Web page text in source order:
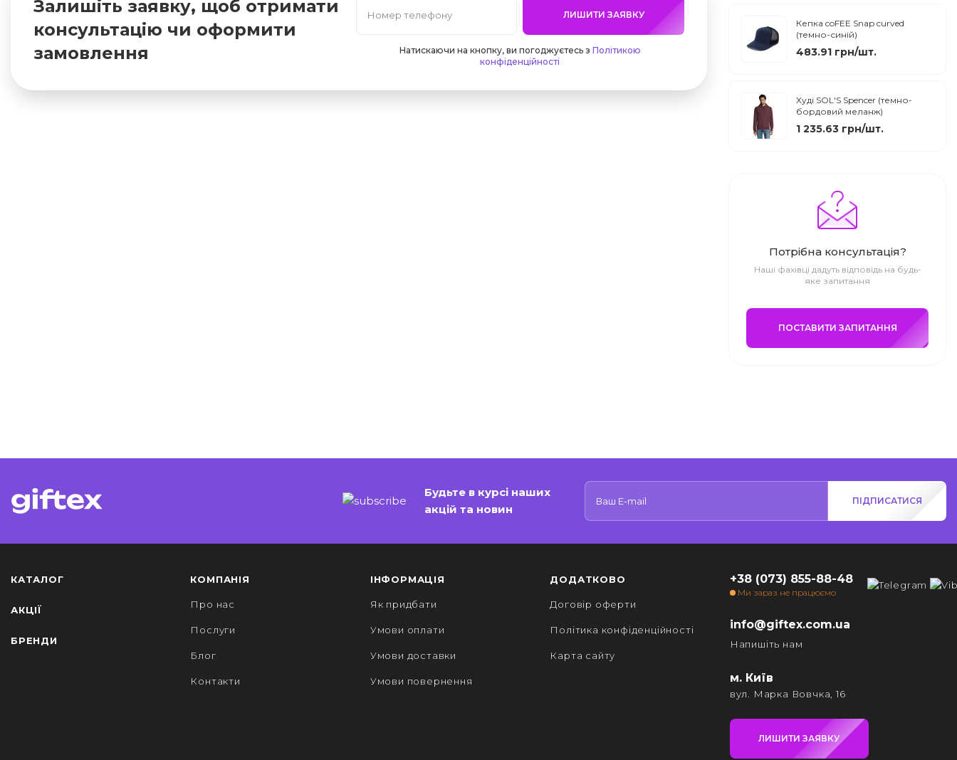
Залишіть заявку, щоб отримати
консультацію чи оформити
замовлення
ЛИШИТИ ЗАЯВКУ
Натискаючи на кнопку, ви погоджуєтесь з Політикою
конфіденційності
Кепка coFEE Snap curved
(темно-синій)
483.91 грн/шт.
Худі SOL'S Spencer (темно-
бордовий меланж)
1 235.63 грн/шт.
Потрібна консультація?
Наші фахівці дадуть відповідь на будь-
яке запитання
ПОСТАВИТИ ЗАПИТАННЯ
Будьте в курсі наших
акцій та новин
ПІДПИСАТИСЯ
КАТАЛОГ
АКЦІЇ
БРЕНДИ
КОМПАНІЯ
Про нас
Послуги
Блог
Контакти
ІНФОРМАЦІЯ
Як придбати
Умови оплати
Умови доставки
Умови повернення
ДОДАТКОВО
Договір оферти
Політика конфіденційності
Карта сайту
+38 (073) 855-88-48
Ми зараз не працюємо
info@giftex.com.ua
Напишіть нам
м. Київ
вул. Марка Вовчка, 16
ЛИШИТИ ЗАЯВКУ